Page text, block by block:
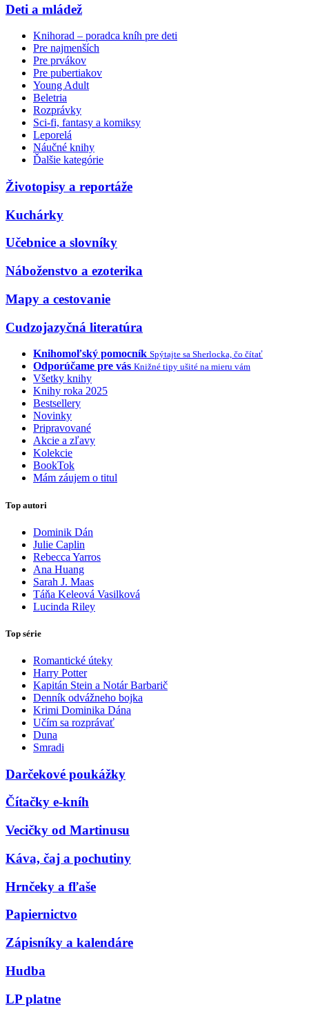
Deti a mládež
Knihorad – poradca kníh pre deti
Pre najmenších
Pre prvákov
Pre pubertiakov
Young Adult
Beletria
Rozprávky
Sci-fi, fantasy a komiksy
Leporelá
Náučné knihy
Ďalšie kategórie
Životopisy a reportáže
Kuchárky
Učebnice a slovníky
Náboženstvo a ezoterika
Mapy a cestovanie
Cudzojazyčná literatúra
Knihomoľský pomocník Spýtajte sa Sherlocka, čo čítať
Odporúčame pre vás Knižné tipy ušité na mieru vám
Všetky knihy
Knihy roka 2025
Bestsellery
Novinky
Pripravované
Akcie a zľavy
Kolekcie
BookTok
Mám záujem o titul
Top autori
Dominik Dán
Julie Caplin
Rebecca Yarros
Ana Huang
Sarah J. Maas
Táňa Keleová Vasilková
Lucinda Riley
Top série
Romantické úteky
Harry Potter
Kapitán Stein a Notár Barbarič
Denník odvážneho bojka
Krimi Dominika Dána
Učím sa rozprávať
Duna
Smradi
Darčekové poukážky
Čítačky e-kníh
Vecičky od Martinusu
Káva, čaj a pochutiny
Hrnčeky a fľaše
Papiernictvo
Zápisníky a kalendáre
Hudba
LP platne